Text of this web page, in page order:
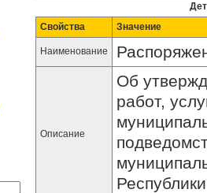
Свойства
Значение
Наименование
Описание
Об
работ,